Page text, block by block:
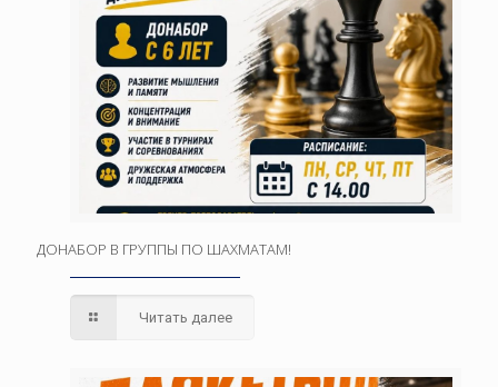
ДОНАБОР В ГРУППЫ ПО ШАХМАТАМ!
Читать далее